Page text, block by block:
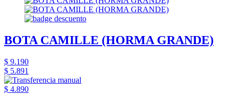
BOTA CAMILLE (HORMA GRANDE)
$ 9.190
$ 5.891
$ 4.890